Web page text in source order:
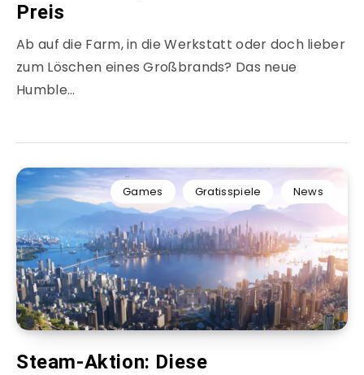
Preis
Ab auf die Farm, in die Werkstatt oder doch lieber
zum Löschen eines Großbrands? Das neue
Humble…
Games Gratisspiele News
Steam-Aktion: Diese